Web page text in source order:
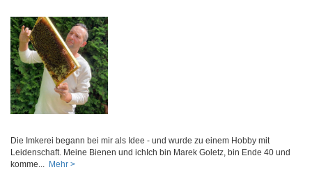
Die Imkerei begann bei mir als Idee - und wurde zu einem Hobby mit
Leidenschaft. Meine Bienen und ichIch bin Marek Goletz, bin Ende 40 und
komme... Mehr >